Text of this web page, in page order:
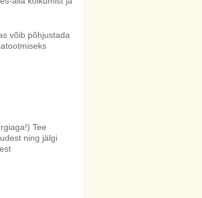
võib põhjustada
Tee
ning jälgi